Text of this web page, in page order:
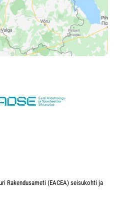
Rakendusameti (EACEA) seisukohti ja